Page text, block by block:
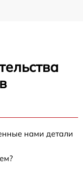
нами детали